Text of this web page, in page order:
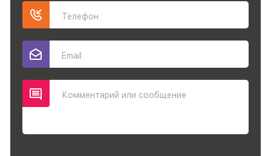
Телефон
Email
Комментарий или сообщение